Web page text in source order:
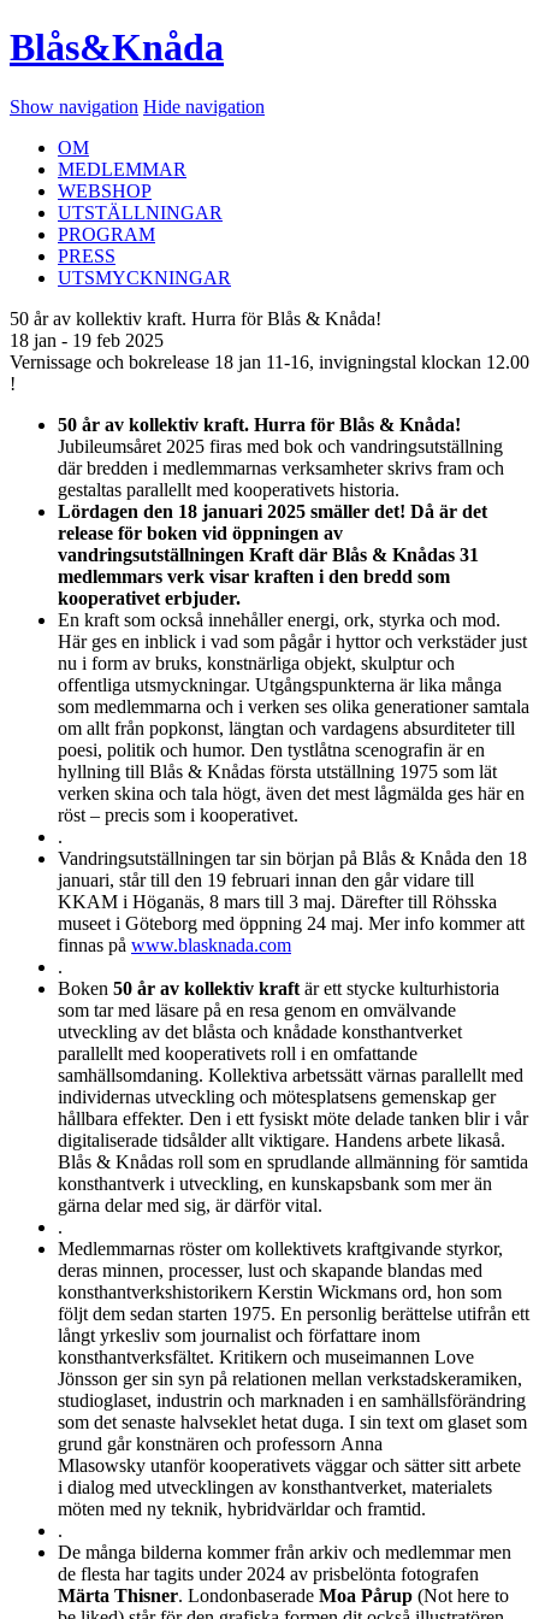
Blås&Knåda
Show navigation Hide navigation
OM
MEDLEMMAR
WEBSHOP
UTSTÄLLNINGAR
PROGRAM
PRESS
UTSMYCKNINGAR
50 år av kollektiv kraft. Hurra för Blås & Knåda!
18 jan - 19 feb 2025
Vernissage och bokrelease 18 jan 11-16, invigningstal klockan 12.00
!
50 år av kollektiv kraft. Hurra för Blås & Knåda!
Jubileumsåret 2025 firas med bok och vandringsutställning
där bredden i medlemmarnas verksamheter skrivs fram och
gestaltas parallellt med kooperativets historia.
Lördagen den 18 januari 2025 smäller det! Då är det
release för boken vid öppningen av
vandringsutställningen Kraft där Blås & Knådas 31
medlemmars verk visar kraften i den bredd som
kooperativet erbjuder.
En kraft som också innehåller energi, ork, styrka och mod.
Här ges en inblick i vad som pågår i hyttor och verkstäder just
nu i form av bruks, konstnärliga objekt, skulptur och
offentliga utsmyckningar. Utgångspunkterna är lika många
som medlemmarna och i verken ses olika generationer samtala
om allt från popkonst, längtan och vardagens absurditeter till
poesi, politik och humor. Den tystlåtna scenografin är en
hyllning till Blås & Knådas första utställning 1975 som lät
verken skina och tala högt, även det mest lågmälda ges här en
röst – precis som i kooperativet.
.
Vandringsutställningen tar sin början på Blås & Knåda den 18
januari, står till den 19 februari innan den går vidare till
KKAM i Höganäs, 8 mars till 3 maj. Därefter till Röhsska
museet i Göteborg med öppning 24 maj. Mer info kommer att
finnas på www.blasknada.com
.
Boken 50 år av kollektiv kraft är ett stycke kulturhistoria
som tar med läsare på en resa genom en omvälvande
utveckling av det blåsta och knådade konsthantverket
parallellt med kooperativets roll i en omfattande
samhällsomdaning. Kollektiva arbetssätt värnas parallellt med
individernas utveckling och mötesplatsens gemenskap ger
hållbara effekter. Den i ett fysiskt möte delade tanken blir i vår
digitaliserade tidsålder allt viktigare. Handens arbete likaså.
Blås & Knådas roll som en sprudlande allmänning för samtida
konsthantverk i utveckling, en kunskapsbank som mer än
gärna delar med sig, är därför vital.
.
Medlemmarnas röster om kollektivets kraftgivande styrkor,
deras minnen, processer, lust och skapande blandas med
konsthantverkshistorikern Kerstin Wickmans ord, hon som
följt dem sedan starten 1975. En personlig berättelse utifrån ett
långt yrkesliv som journalist och författare inom
konsthantverksfältet. Kritikern och museimannen Love
Jönsson ger sin syn på relationen mellan verkstadskeramiken,
studioglaset, industrin och marknaden i en samhällsförändring
som det senaste halvseklet hetat duga. I sin text om glaset som
grund går konstnären och professorn Anna
Mlasowsky utanför kooperativets väggar och sätter sitt arbete
i dialog med utvecklingen av konsthantverket, materialets
möten med ny teknik, hybridvärldar och framtid.
.
De många bilderna kommer från arkiv och medlemmar men
de flesta har tagits under 2024 av prisbelönta fotografen
Märta Thisner. Londonbaserade Moa Pårup (Not here to